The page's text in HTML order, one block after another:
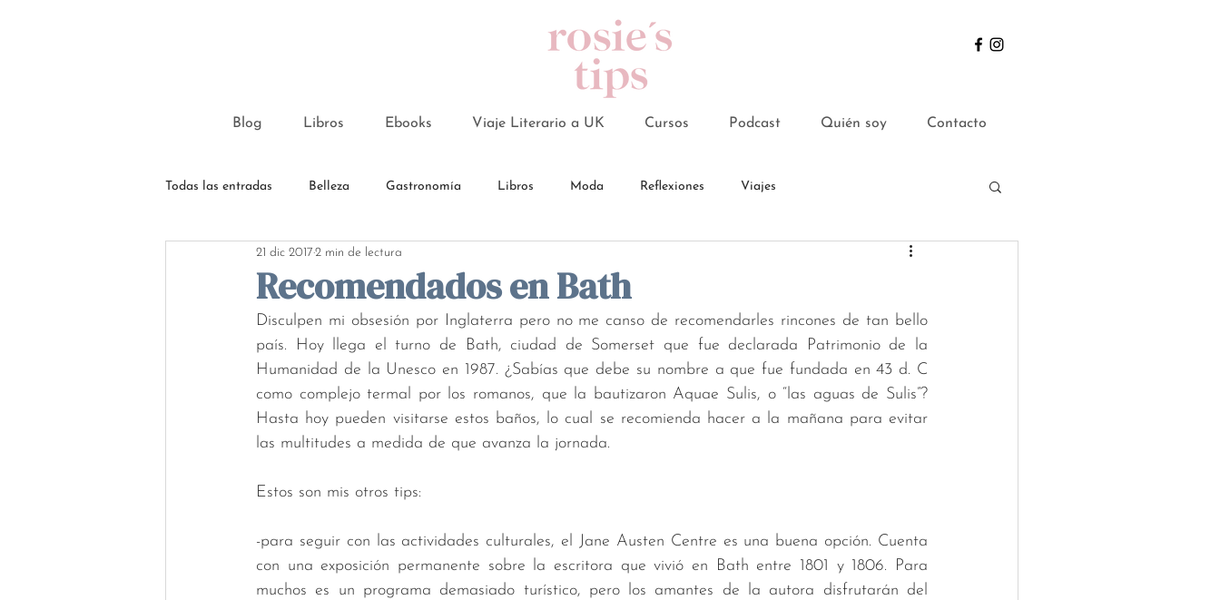
Blog Libros Ebooks Viaje Literario a UK Cursos Podcast Quién soy Contacto
Todas las entradas Belleza Gastronomía Libros Moda Reflexiones Viajes
Recomendados en Bath
21 dic 2017 2 min de lectura
Disculpen mi obsesión por Inglaterra pero no me canso de recomendarles rincones de tan bello
país. Hoy llega el turno de Bath, ciudad de Somerset que fue declarada Patrimonio de la
Humanidad de la Unesco en 1987. ¿Sabías que debe su nombre a que fue fundada en 43 d. C
como complejo termal por los romanos, que la bautizaron Aquae Sulis, o “las aguas de Sulis”?
Hasta hoy pueden visitarse estos baños, lo cual se recomienda hacer a la mañana para evitar
las multitudes a medida de que avanza la jornada.
Estos son mis otros tips:
-para seguir con las actividades culturales, el Jane Austen Centre es una buena opción. Cuenta
con una exposición permanente sobre la escritora que vivió en Bath entre 1801 y 1806. Para
muchos es un programa demasiado turístico, pero los amantes de la autora disfrutarán del